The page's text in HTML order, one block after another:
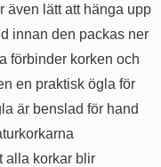
även lätt att hänga upp
innan den packas ner
förbinder korken och
en praktisk ögla för
är benslad för hand
alla korkar blir